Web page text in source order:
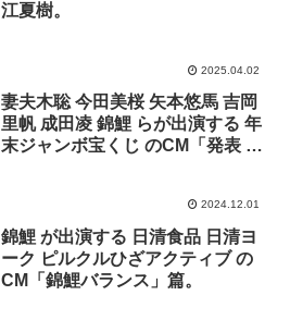
江夏樹。
2025.04.02
妻夫木聡 今田美桜 矢本悠馬 吉岡
里帆 成田凌 錦鯉 らが出演する 年
末ジャンボ宝くじ のCM「発表 発
2024.12.01
錦鯉 が出演する 日清食品 日清ヨ
ーク ピルクルひざアクティブ の
CM「錦鯉バランス」篇。